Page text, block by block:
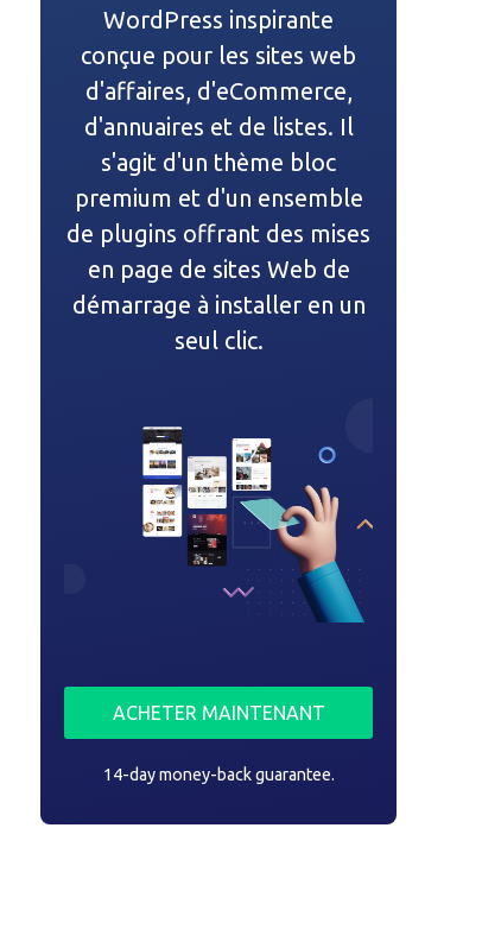
WordPress inspirante
conçue pour les sites web
d'affaires, d'eCommerce,
d'annuaires et de listes. Il
s'agit d'un thème bloc
premium et d'un ensemble
de plugins offrant des mises
en page de sites Web de
démarrage à installer en un
seul clic.
ACHETER MAINTENANT
14-day money-back guarantee.